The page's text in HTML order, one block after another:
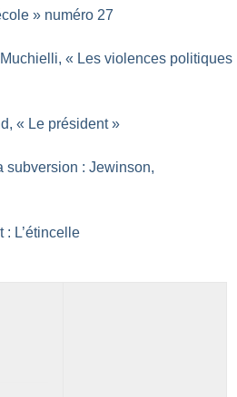
» numéro 27
« Les violences politiques
« Le président »
subversion : Jewinson,
: L’étincelle